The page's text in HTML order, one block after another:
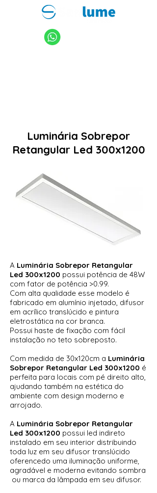
Luminária Sobrepor
Retangular Led 300x1200
A Luminária Sobrepor Retangular
Led 300x1200 possui potência de 48W
com fator de potência >0.99.
Com alta qualidade esse modelo é
fabricado em alumínio injetado, difusor
em acrílico translúcido e pintura
eletrostática na cor branca.
Possui haste de fixação com fácil
instalação no teto sobreposto.
Com medida de 30x120cm a Luminária
Sobrepor Retangular Led 300x1200 é
perfeita para locais com pé direito alto,
ajudando também na estética do
ambiente com design moderno e
arrojado.
A Luminária Sobrepor Retangular
Led 300x1200 possui led indireto
instalado em seu interior distribuindo
toda luz em seu difusor translúcido
oferencedo uma iluminação uniforme,
agradável e moderna evitando sombra
ou marca da lâmpada em seu difusor.